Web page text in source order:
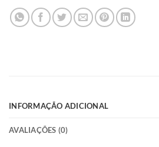
INFORMAÇÃO ADICIONAL
AVALIAÇÕES (0)